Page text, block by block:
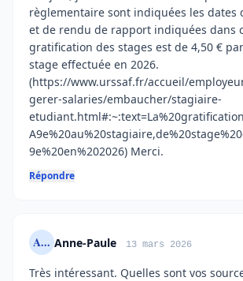
règlementaire sont indiquées les dates
et de rendu de rapport indiquées dans
gratification des stages est de 4,50 €
stage effectuée en 2026.
(https://www.urssaf.fr/accueil/
gerer-salaries/embaucher/stagiaire-
9e%20en%202026) Merci.
Répondre
A... Anne-Paule 13 mars 2026
Très intéressant. Quelles sont vos